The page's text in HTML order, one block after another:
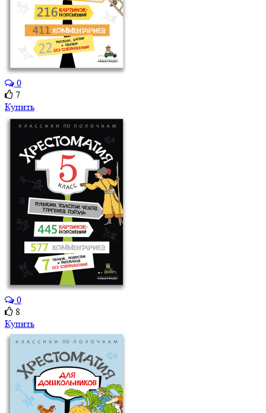
0
7
Купить
0
8
Купить